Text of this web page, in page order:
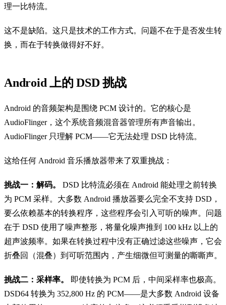
理一比特流。
这不是缺陷。这只是技术的工作方式。问题不在于是否发生转
换，而在于转换做得好不好。
Android 上的 DSD 挑战
Android 的音频架构是围绕 PCM 设计的。它的核心是
AudioFlinger，这个系统音频混音器管理所有声音输出。
AudioFlinger 只理解 PCM——它无法处理 DSD 比特流。
这给任何 Android 音乐播放器带来了双重挑战：
挑战一：解码。
DSD 比特流必须在 Android 能处理之前转换
为 PCM 采样。大多数 Android 播放器要么完全不支持 DSD，
要么依赖基本的转换程序，这些程序会引入可听的噪声。问题
在于 DSD 使用了噪声整形，将量化噪声推到 100 kHz 以上的
超声波频率。如果在转换过程中没有正确过滤这些噪声，它会
折叠回（混叠）到可听范围内，产生细微但可测量的嘶嘶声。
挑战二：采样率。
即使转换为 PCM 后，中间采样率也极高。
DSD64 转换为 352,800 Hz 的 PCM——是大多数 Android 设备